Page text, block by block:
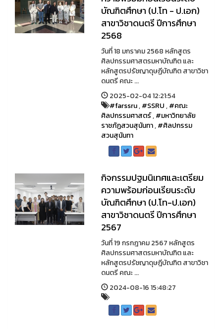
บัณฑิตศึกษา (ป.โท - ป.เอก)
สาขาวิชาดนตรี ปีการศึกษา
2568
วันที่ 18 มกราคม 2568 หลักสูตร
ศิลปกรรมศาสตรมหาบัณฑิต และ
หลักสูตรปรัชญาดุษฏีบัณฑิต สาขาวิชา
ดนตรี คณะ ...
2025-02-04 12:21:54
#farssru,#SSRU,#คณะ
ศิลปกรรมศาสตร์,#มหาวิทยาลัย
ราชภัฏสวนสุนันทา,#ศิลปกรรม
สวนสุนันทา
กิจกรรมปฐมนิเทศและเตรียม
ความพร้อมก่อนเรียนระดับ
บัณฑิตศึกษา (ป.โท-ป.เอก)
สาขาวิชาดนตรี ปีการศึกษา
2567
วันที่ 19 กรกฎาคม 2567 หลักสูตร
ศิลปกรรมศาสตรมหาบัณฑิต และ
หลักสูตรปรัชญาดุษฎีบัณฑิต สาขาวิชา
ดนตรี คณะ ...
2024-08-16 15:48:27